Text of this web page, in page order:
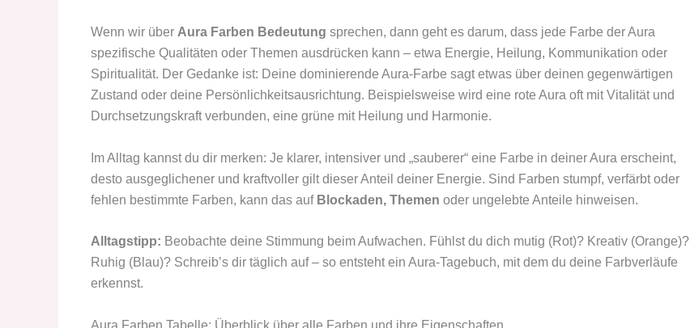
Wenn wir über Aura Farben Bedeutung sprechen, dann geht es darum, dass jede Farbe der Aura
spezifische Qualitäten oder Themen ausdrücken kann – etwa Energie, Heilung, Kommunikation oder
Spiritualität. Der Gedanke ist: Deine dominierende Aura‑Farbe sagt etwas über deinen gegenwärtigen
Zustand oder deine Persönlichkeitsausrichtung. Beispielsweise wird eine rote Aura oft mit Vitalität und
Durchsetzungskraft verbunden, eine grüne mit Heilung und Harmonie.
Im Alltag kannst du dir merken: Je klarer, intensiver und „sauberer“ eine Farbe in deiner Aura erscheint,
desto ausgeglichener und kraftvoller gilt dieser Anteil deiner Energie. Sind Farben stumpf, verfärbt oder
fehlen bestimmte Farben, kann das auf Blockaden, Themen oder ungelebte Anteile hinweisen.
Alltagstipp: Beobachte deine Stimmung beim Aufwachen. Fühlst du dich mutig (Rot)? Kreativ (Orange)?
Ruhig (Blau)? Schreib’s dir täglich auf – so entsteht ein Aura-Tagebuch, mit dem du deine Farbverläufe
erkennst.
Aura Farben Tabelle: Überblick über alle Farben und ihre Eigenschaften